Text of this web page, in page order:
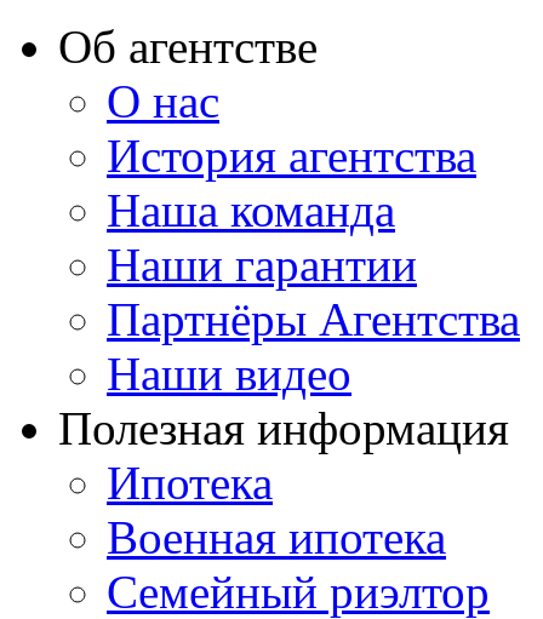
Об агентстве
О нас
История агентства
Наша команда
Наши гарантии
Партнёры Агентства
Наши видео
Полезная информация
Ипотека
Военная ипотека
Семейный риэлтор